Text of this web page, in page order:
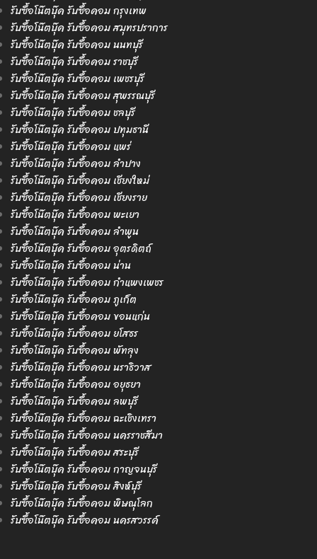
รับซื้อโน๊ตบุ๊ค รับซื้อคอม กรุงเทพ
รับซื้อโน๊ตบุ๊ค รับซื้อคอม สมุทรปราการ
รับซื้อโน๊ตบุ๊ค รับซื้อคอม นนทบุรี
รับซื้อโน๊ตบุ๊ค รับซื้อคอม ราชบุรี
รับซื้อโน๊ตบุ๊ค รับซื้อคอม เพชรบุรี
รับซื้อโน๊ตบุ๊ค รับซื้อคอม สุพรรณบุรี
รับซื้อโน๊ตบุ๊ค รับซื้อคอม ชลบุรี
รับซื้อโน๊ตบุ๊ค รับซื้อคอม ปทุมธานี
รับซื้อโน๊ตบุ๊ค รับซื้อคอม แพร่
รับซื้อโน๊ตบุ๊ค รับซื้อคอม ลำปาง
รับซื้อโน๊ตบุ๊ค รับซื้อคอม เชียงใหม่
รับซื้อโน๊ตบุ๊ค รับซื้อคอม เชียงราย
รับซื้อโน๊ตบุ๊ค รับซื้อคอม พะเยา
รับซื้อโน๊ตบุ๊ค รับซื้อคอม ลำพูน
รับซื้อโน๊ตบุ๊ค รับซื้อคอม อุตรดิตถ์
รับซื้อโน๊ตบุ๊ค รับซื้อคอม น่าน
รับซื้อโน๊ตบุ๊ค รับซื้อคอม กำแพงเพชร
รับซื้อโน๊ตบุ๊ค รับซื้อคอม ภูเก็ต
รับซื้อโน๊ตบุ๊ค รับซื้อคอม ขอนแก่น
รับซื้อโน๊ตบุ๊ค รับซื้อคอม ยโสธร
รับซื้อโน๊ตบุ๊ค รับซื้อคอม พัทลุง
รับซื้อโน๊ตบุ๊ค รับซื้อคอม นราธิวาส
รับซื้อโน๊ตบุ๊ค รับซื้อคอม อยุธยา
รับซื้อโน๊ตบุ๊ค รับซื้อคอม ลพบุรี
รับซื้อโน๊ตบุ๊ค รับซื้อคอม ฉะเชิงเทรา
รับซื้อโน๊ตบุ๊ค รับซื้อคอม นครราชสีมา
รับซื้อโน๊ตบุ๊ค รับซื้อคอม สระบุรี
รับซื้อโน๊ตบุ๊ค รับซื้อคอม กาญจนบุรี
รับซื้อโน๊ตบุ๊ค รับซื้อคอม สิงห์บุรี
รับซื้อโน๊ตบุ๊ค รับซื้อคอม พิษณุโลก
รับซื้อโน๊ตบุ๊ค รับซื้อคอม นครสวรรค์